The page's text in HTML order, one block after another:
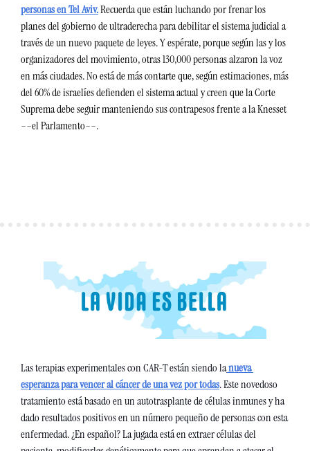
personas en Tel Aviv. Recuerda que están luchando por frenar los
planes del gobierno de ultraderecha para debilitar el sistema judicial a
través de un nuevo paquete de leyes. Y espérate, porque según las y los
organizadores del movimiento, otras 130,000 personas alzaron la voz
en más ciudades. No está de más contarte que, según estimaciones, más
del 60% de israelíes defienden el sistema actual y creen que la Corte
Suprema debe seguir manteniendo sus contrapesos frente a la Knesset
––el Parlamento––.
Las terapias experimentales con CAR-T están siendo la nueva
esperanza para vencer al cáncer de una vez por todas. Este novedoso
tratamiento está basado en un autotrasplante de células inmunes y ha
dado resultados positivos en un número pequeño de personas con esta
enfermedad. ¿En español? La jugada está en extraer células del